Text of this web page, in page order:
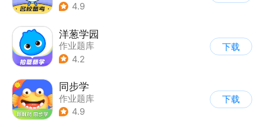
4.9
洋葱学园
作业题库
4.2
下载
同步学
作业题库
4.9
下载